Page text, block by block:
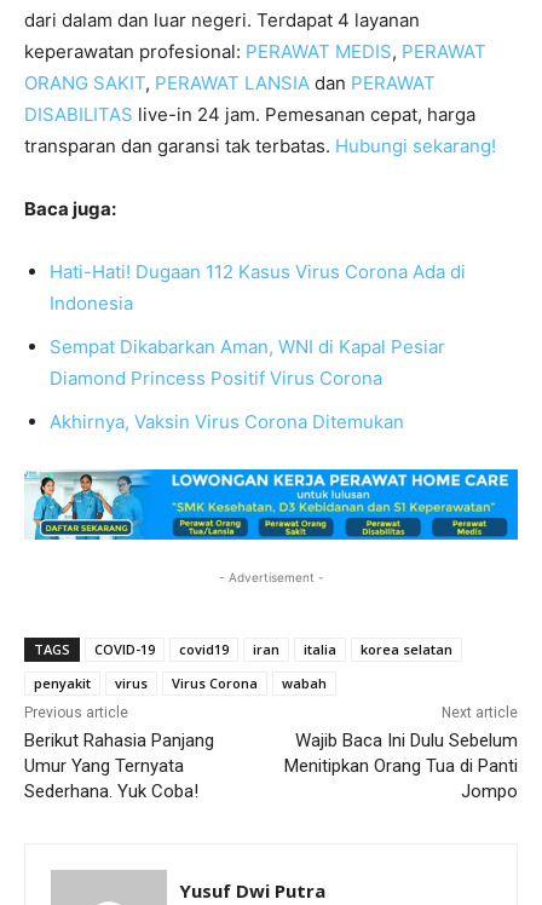
dari dalam dan luar negeri. Terdapat 4 layanan
keperawatan profesional: PERAWAT MEDIS, PERAWAT
ORANG SAKIT, PERAWAT LANSIA dan PERAWAT
DISABILITAS live-in 24 jam. Pemesanan cepat, harga
transparan dan garansi tak terbatas. Hubungi sekarang!
Baca juga:
Hati-Hati! Dugaan 112 Kasus Virus Corona Ada di
Indonesia
Sempat Dikabarkan Aman, WNI di Kapal Pesiar
Diamond Princess Positif Virus Corona
Akhirnya, Vaksin Virus Corona Ditemukan
- Advertisement -
TAGS COVID-19 covid19 iran italia
korea selatan
penyakit
virus Virus Corona wabah
Previous article
Berikut Rahasia Panjang
Umur Yang Ternyata
Sederhana. Yuk Coba!
Next article
Wajib Baca Ini Dulu Sebelum
Menitipkan Orang Tua di Panti
Jompo
Yusuf Dwi Putra